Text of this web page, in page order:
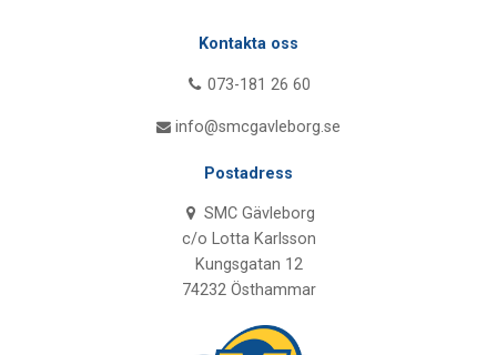
Kontakta oss
073-181 26 60
info@smcgavleborg.se
Postadress
SMC Gävleborg
c/o Lotta Karlsson
Kungsgatan 12
74232 Östhammar